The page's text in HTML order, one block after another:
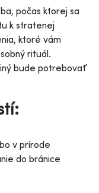
počas ktorej sa
k stratenej
ktoré vám
rituál.
bude potrebovať
v prírode
do bránice